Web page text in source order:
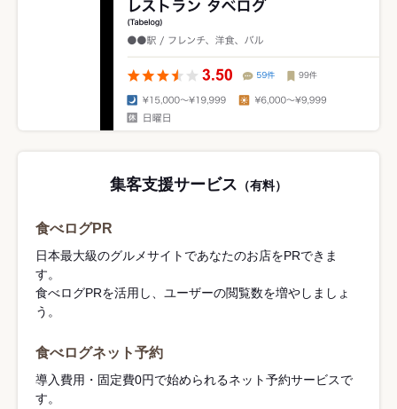
集客支援サービス （有料）
食べログPR
日本最大級のグルメサイトであなたのお店をPRできま
す。
食べログPRを活用し、ユーザーの閲覧数を増やしましょ
う。
食べログネット予約
導入費用・固定費0円で始められるネット予約サービスで
す。